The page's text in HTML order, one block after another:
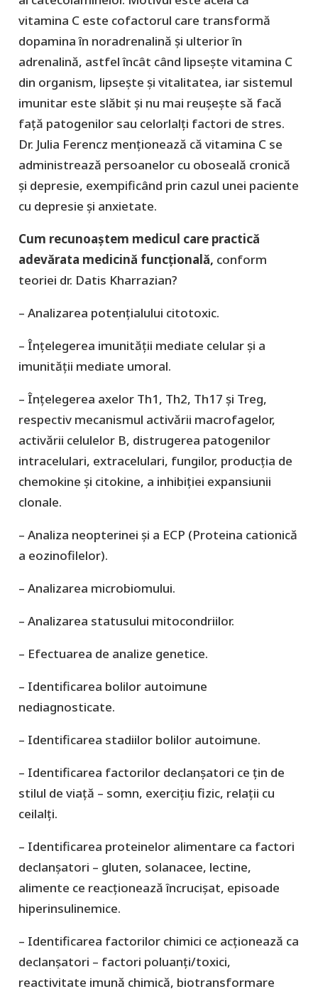
vitamina C este cofactorul care transformă
dopamina în noradrenalină și ulterior în
adrenalină, astfel încât când lipsește vitamina C
din organism, lipsește și vitalitatea, iar sistemul
imunitar este slăbit și nu mai reușește să facă
față patogenilor sau celorlalți factori de stres.
Dr. Julia Ferencz menționează că vitamina C se
administrează persoanelor cu oboseală cronică
și depresie, exempificând prin cazul unei paciente
cu depresie și anxietate.
Cum recunoaștem medicul care practică
adevărata medicină funcțională, conform
teoriei dr. Datis Kharrazian?
– Analizarea potențialului citotoxic.
– Înțelegerea imunității mediate celular și a
imunității mediate umoral.
– Înțelegerea axelor Th1, Th2, Th17 și Treg,
respectiv mecanismul activării macrofagelor,
activării celulelor B, distrugerea patogenilor
intracelulari, extracelulari, fungilor, producția de
chemokine și citokine, a inhibiției expansiunii
clonale.
– Analiza neopterinei și a ECP (Proteina cationică
a eozinofilelor).
– Analizarea microbiomului.
– Analizarea statusului mitocondriilor.
– Efectuarea de analize genetice.
– Identificarea bolilor autoimune
nediagnosticate.
– Identificarea stadiilor bolilor autoimune.
– Identificarea factorilor declanșatori ce țin de
stilul de viață – somn, exercițiu fizic, relații cu
ceilalți.
– Identificarea proteinelor alimentare ca factori
declanșatori – gluten, solanacee, lectine,
alimente ce reacționează încrucișat, episoade
hiperinsulinemice.
– Identificarea factorilor chimici ce acționează ca
declanșatori – factori poluanți/toxici,
reactivitate imună chimică, biotransformare